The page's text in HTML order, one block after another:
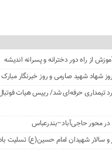
از راه دور دخترانه و پسرانه اندیشه
شهاد شهید صارمی و روز خبرنگار مبارک
تیمداری حرفه‌ای شد/ رییس هیات
محور حاجی‌آباد–بندرعباس
و سالار شهیدان امام حسین(ع) تسلیت